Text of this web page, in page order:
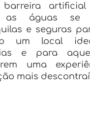
barreira artificial
as águas se
e seguras
um local
e para
uma
mais